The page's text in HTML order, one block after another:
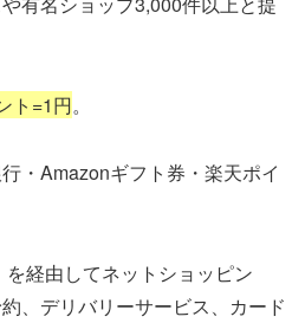
ト=1円。
・Amazonギフト券・楽天ポイ
を経由してネットショッピン
、デリバリーサービス、カード